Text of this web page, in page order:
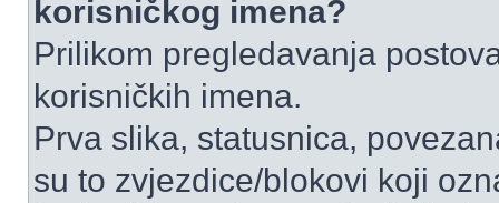
korisničkog imena?
Prilikom pregledavanja
korisničkih imena.
Prva slika, statusnica,
su to zvjezdice/blokovi koji